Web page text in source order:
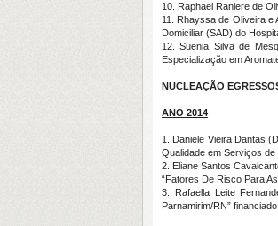
10. Raphael Raniere de
11. Rhayssa de Oliveira e
Domiciliar (SAD) do
12. Suenia Silva de
Especialização em
NUCLEAÇÃO
ANO 2014
1. Daniele Vieira Dantas
Qualidade em Serviços
2. Eliane Santos
“Fatores De Risco Para
3. Rafaella Leite
Parnamirim/RN”